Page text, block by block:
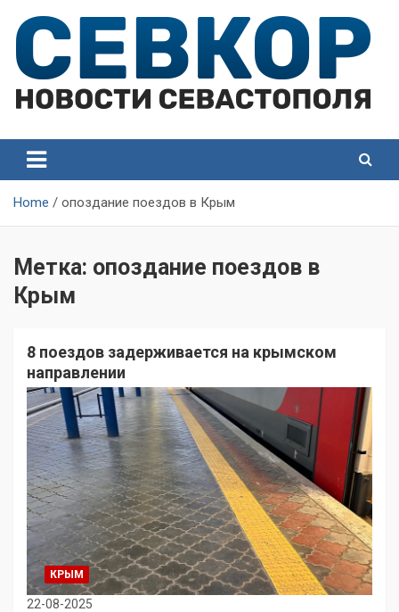
content
Севастополя
Севастополя
Home опоздание поездов в Крым
Метка: опоздание поездов в
Крым
8 поездов задерживается на крымском
направлении
КРЫМ
22-08-2025